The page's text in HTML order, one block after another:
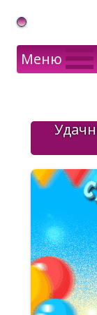
Gif Открытки в
Меню